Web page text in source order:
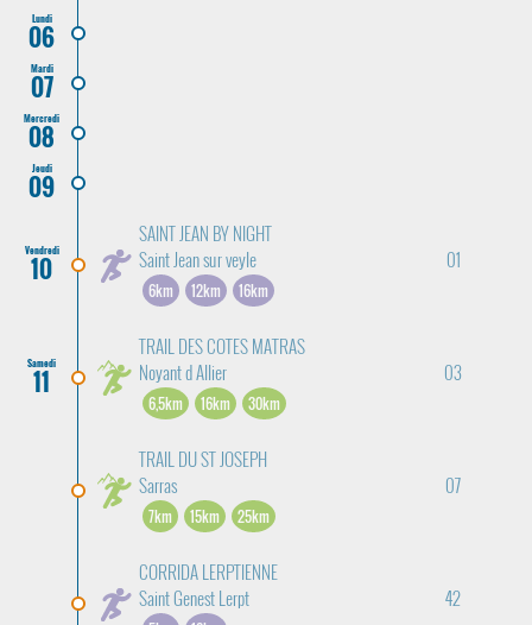
Lundi
06
Mardi
07
Mercredi
08
Jeudi
09
Vendredi
10
SAINT JEAN BY NIGHT
Saint Jean sur veyle
01
6km 12km 16km
Samedi
11
TRAIL DES COTES MATRAS
Noyant d Allier
03
6,5km 16km 30km
TRAIL DU ST JOSEPH
Sarras
07
7km 15km 25km
CORRIDA LERPTIENNE
Saint Genest Lerpt
42